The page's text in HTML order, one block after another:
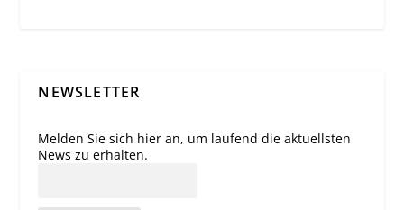
NEWSLETTER
Melden Sie sich hier an, um laufend die aktuellsten
News zu erhalten.